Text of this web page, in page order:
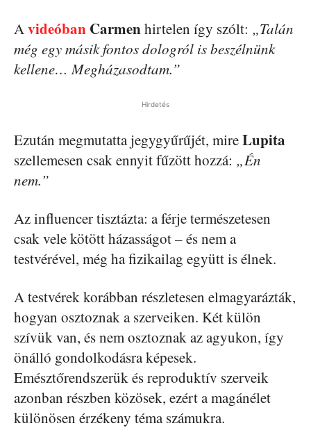
Avideóban Carmenhirtelen így szólt: „Talán
még egy másik fontos dologról is beszélnünk
kellene… Megházasodtam.”
Hirdetés
Ezután megmutatta jegygyűrűjét, mireLupita
szellemesen csak ennyit fűzött hozzá: „Én
nem.”
Az influencer tisztázta: a férje természetesen
csak vele kötött házasságot – és nem a
testvérével, még ha fizikailag együtt is élnek.
A testvérek korábban részletesen elmagyarázták,
hogyan osztoznak a szerveiken. Két külön
szívük van, és nem osztoznak az agyukon, így
önálló gondolkodásra képesek.
Emésztőrendszerük és reproduktív szerveik
azonban részben közösek, ezért a magánélet
különösen érzékeny téma számukra.